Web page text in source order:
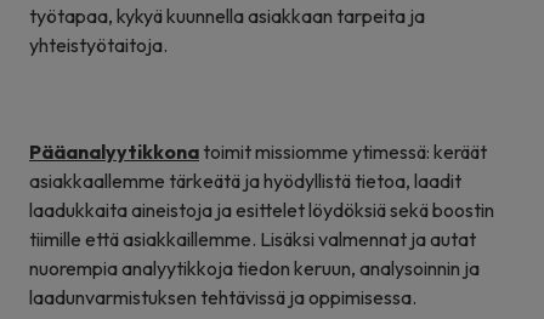
työtapaa, kykyä kuunnella asiakkaan tarpeita ja
yhteistyötaitoja.
Pääanalyytikkona toimit missiomme ytimessä: keräät
asiakkaallemme tärkeätä ja hyödyllistä tietoa, laadit
laadukkaita aineistoja ja esittelet löydöksiä sekä boostin
tiimille että asiakkaillemme. Lisäksi valmennat ja autat
nuorempia analyytikkoja tiedon keruun, analysoinnin ja
laadunvarmistuksen tehtävissä ja oppimisessa.